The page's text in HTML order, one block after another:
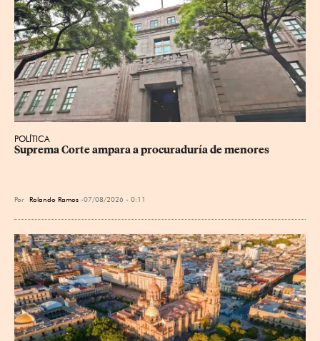
POLÍTICA
Suprema Corte ampara a procuraduría de menores
Por Rolando Ramos 07/08/2026 - 0:11